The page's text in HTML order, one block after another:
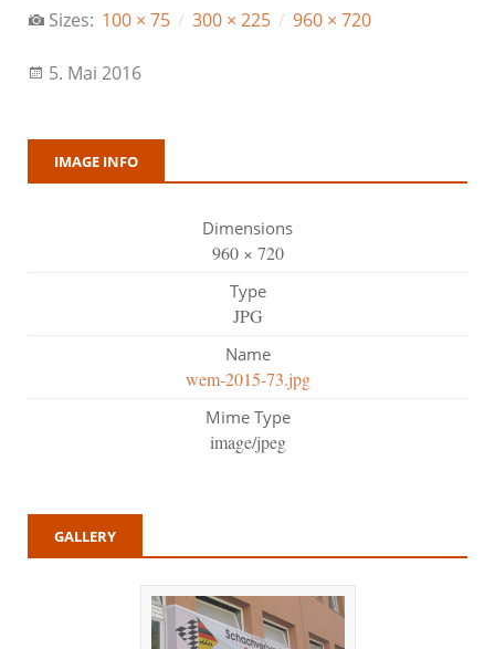
Sizes: 100 × 75 / 300 × 225 / 960 × 720
5. Mai 2016
IMAGE INFO
Dimensions
960 × 720
Type
JPG
Name
wem-2015-73.jpg
Mime Type
image/jpeg
GALLERY